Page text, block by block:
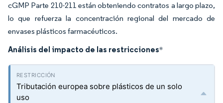
cGMP Parte 210-211 están obteniendo contratos a largo plazo,
lo que refuerza la concentración regional del mercado de
envases plásticos farmacéuticos.
Análisis del impacto de las restricciones*
Tributación europea sobre plásticos de un solo
uso